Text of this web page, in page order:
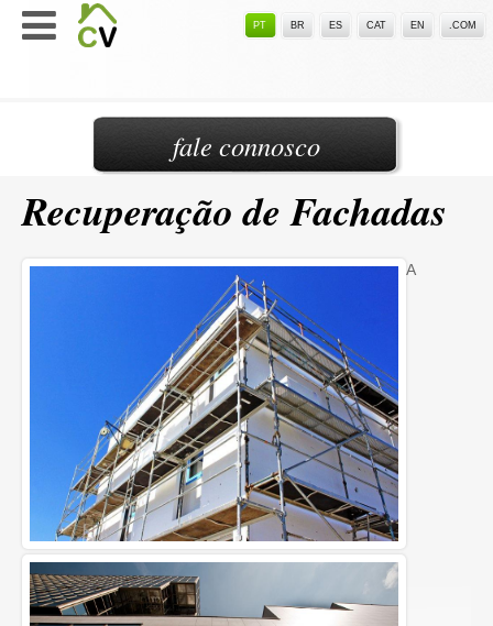
PT BR ES CAT EN .COM
Recuperação de Fachadas
A
fale connosco